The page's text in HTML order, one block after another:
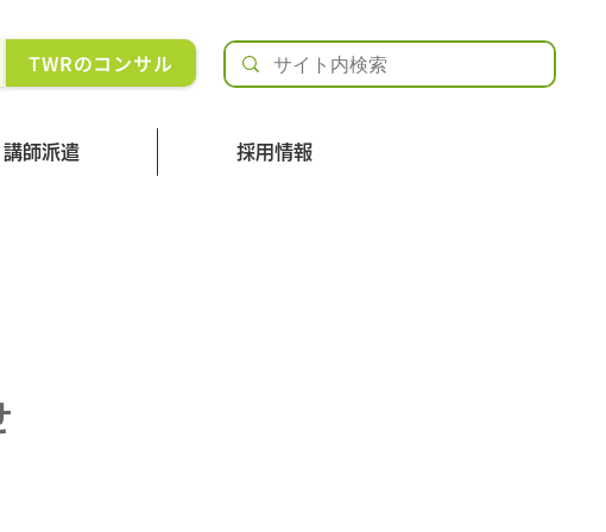
TWRのコンサル
講師派遣 採用情報